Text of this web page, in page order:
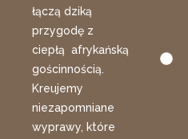
łączą dziką
przygodę z
ciepłą afrykańską
gościnnością.
Kreujemy
niezapomniane
wyprawy, które